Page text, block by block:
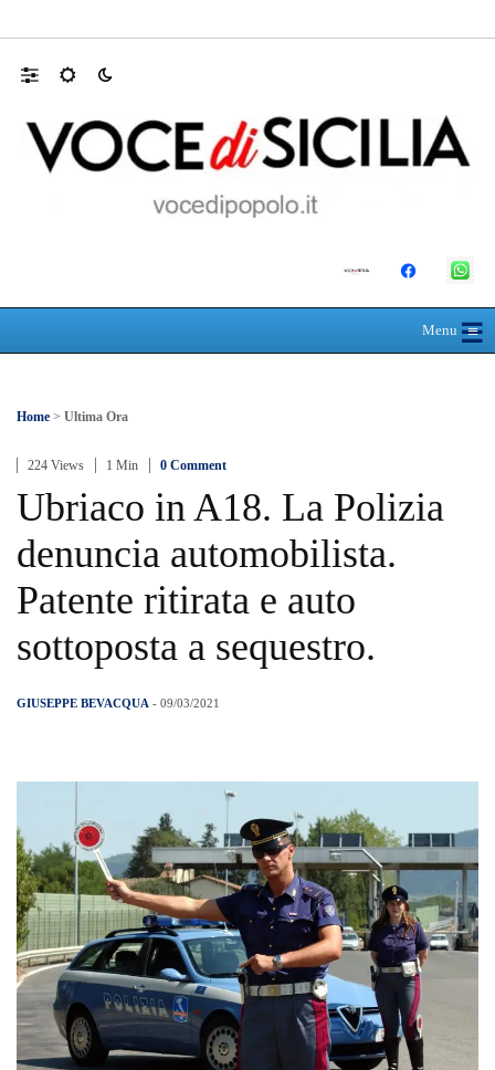
Menu≡
☰
Home > Ultima Ora
224 Views 1 Min 0 Comment
Ubriaco in A18. La Polizia
denuncia automobilista.
Patente ritirata e auto
sottoposta a sequestro.
GIUSEPPE BEVACQUA - 09/03/2021